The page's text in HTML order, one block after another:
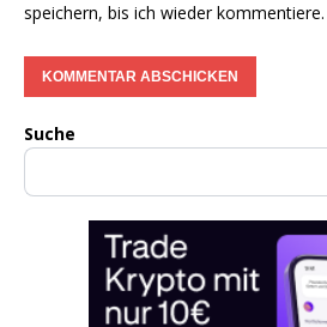
speichern, bis ich wieder kommentiere.
Suche